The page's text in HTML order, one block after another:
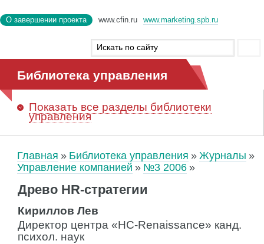
О завершении проекта www.cfin.ru www.marketing.spb.ru
Библиотека управления
Показать все разделы библиотеки
управления
Главная Библиотека управления
Журналы
Управление компанией
№3 2006
Древо HR-стратегии
Кириллов Лев
Директор центра «HC-Renaissance» канд.
психол. наук